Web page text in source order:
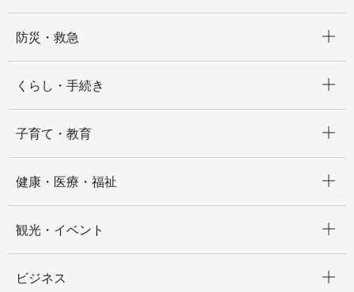
防災・救急
くらし・手続き
子育て・教育
健康・医療・福祉
観光・イベント
ビジネス